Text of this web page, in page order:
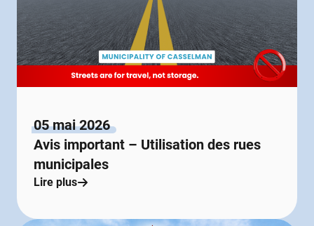
05 mai 2026
Avis important – Utilisation des rues
municipales
Lire plus